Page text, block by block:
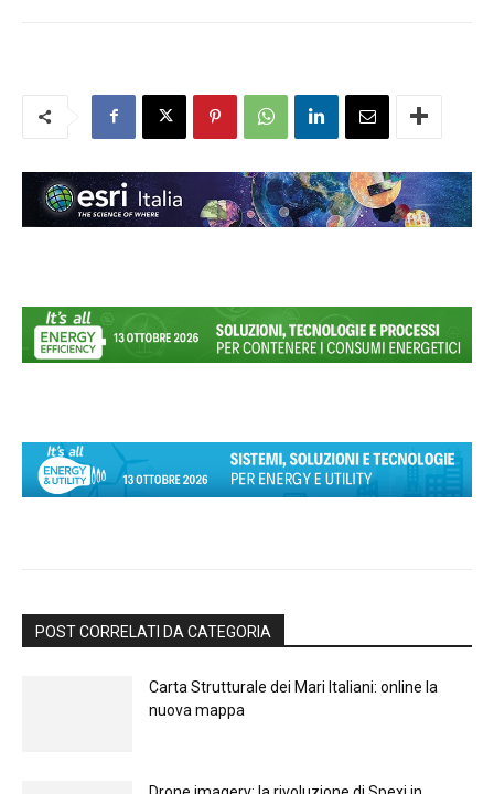
POST CORRELATI DA CATEGORIA
Carta Strutturale dei Mari Italiani: online la
nuova mappa